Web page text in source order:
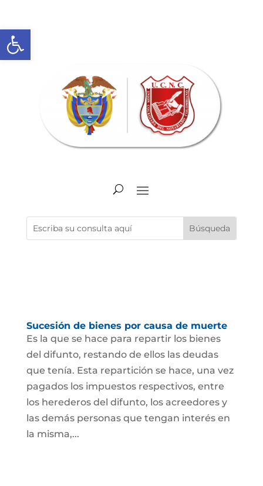
Abrir barra de herramientas
Sucesión de bienes por causa de muerte
Es la que se hace para repartir los bienes
del difunto, restando de ellos las deudas
que tenía. Esta repartición se hace, una vez
pagados los impuestos respectivos, entre
los herederos del difunto, los acreedores y
las demás personas que tengan interés en
la misma,...